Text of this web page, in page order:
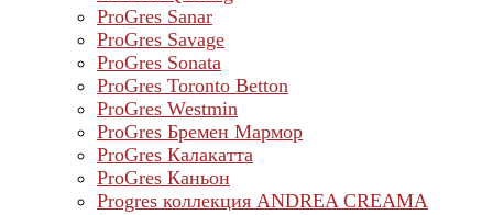
ProGres Sanar
ProGres Savage
ProGres Sonata
ProGres Toronto Betton
ProGres Westmin
ProGres Бремен Мармор
ProGres Калакатта
ProGres Каньон
Progres коллекция ANDREA CREAMA